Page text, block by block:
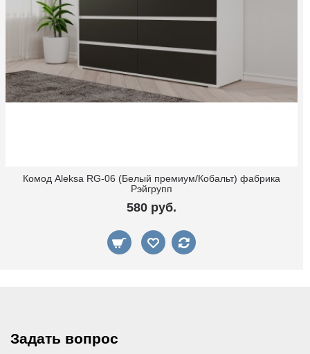
Комод Aleksa RG-06 (Белый премиум/Кобальт) фабрика
Рэйгрупп
580 руб.
Задать вопрос